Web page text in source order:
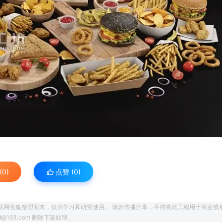
点赞 (0)
收集整理而来，仅供学习和研究使用。 请勿传播分享，不得将此工程用于商业或
删除下架处理。